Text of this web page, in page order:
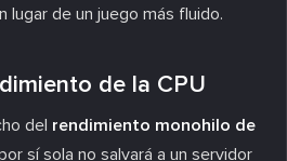
lugar de un juego más fluido.
de la CPU
del rendimiento monohilo de
sí sola no salvará a un servidor